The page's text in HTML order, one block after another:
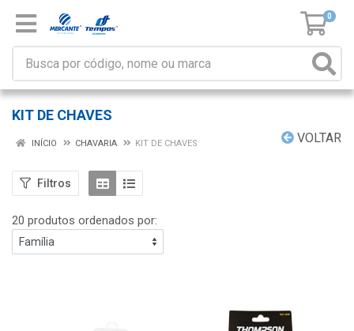
0
KIT DE CHAVES
VOLTAR
INÍCIO CHAVARIA KIT DE CHAVES
Filtros
20 produtos ordenados por: